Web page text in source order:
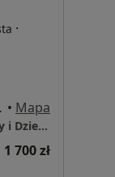
·
• Mapa
Gabinety Cukrowa Centrum Zdrowia Kobiety i Dziecka
1 700 zł